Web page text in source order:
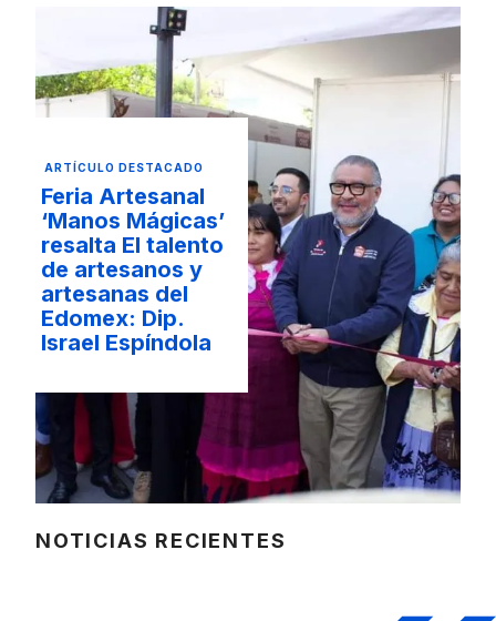
ARTÍCULO DESTACADO
Feria Artesanal
‘Manos Mágicas’
resalta El talento
de artesanos y
artesanas del
Edomex: Dip.
Israel Espíndola
NOTICIAS RECIENTES